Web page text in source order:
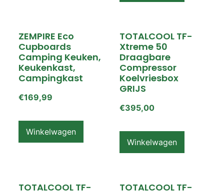
ZEMPIRE Eco
Cupboards
Camping Keuken,
Keukenkast,
Campingkast
€169,99
Winkelwagen
TOTALCOOL TF-
Xtreme 50
Draagbare
Compressor
Koelvriesbox
GRIJS
€395,00
Winkelwagen
TOTALCOOL TF-
TOTALCOOL TF-